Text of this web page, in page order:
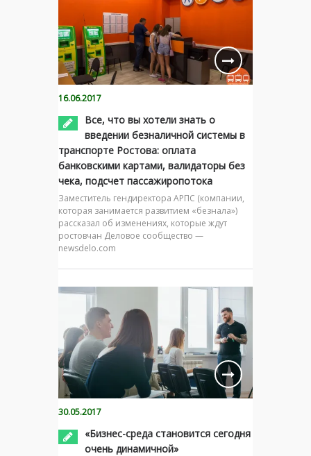
16.06.2017
Все, что вы хотели знать о
введении безналичной системы в
транспорте Ростова: оплата
банковскими картами, валидаторы без
чека, подсчет пассажиропотока
Заместитель гендиректора АРПС (компании,
которая занимается развитием «безнала»)
рассказал об изменениях, которые ждут
ростовчан Деловое сообщество —
newsdelo.com
30.05.2017
«Бизнес-среда становится сегодня
очень динамичной»